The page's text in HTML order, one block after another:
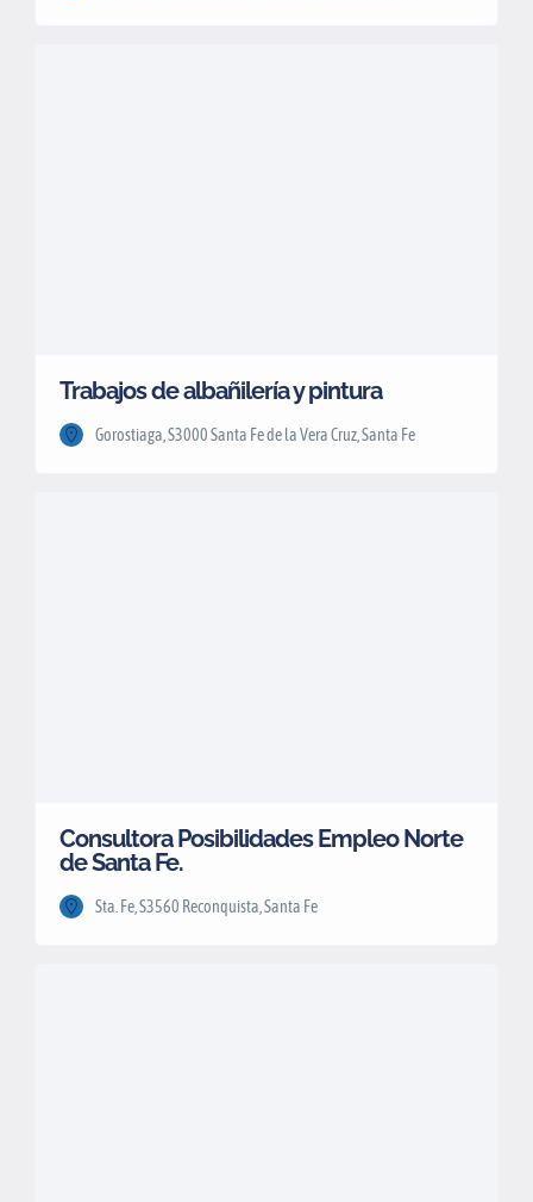
Trabajos de albañilería y pintura
Gorostiaga, S3000 Santa Fe de la Vera Cruz, Santa Fe
Consultora Posibilidades Empleo Norte
de Santa Fe.
Sta. Fe, S3560 Reconquista, Santa Fe